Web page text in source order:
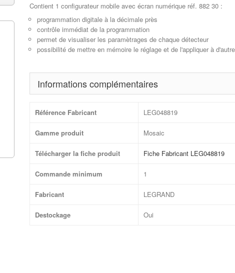
Contient 1 configurateur mobile avec écran numérique réf. 882 30 :
programmation digitale à la décimale près
contrôle immédiat de la programmation
permet de visualiser les paramètrages de chaque détecteur
possibilité de mettre en mémoire le réglage et de l'appliquer à
Informations complémentaires
Référence Fabricant LEG048819
Gamme produit Mosaic
Télécharger la fiche produit Fiche Fabricant LEG048819
Commande minimum 1
Fabricant LEGRAND
Destockage Oui